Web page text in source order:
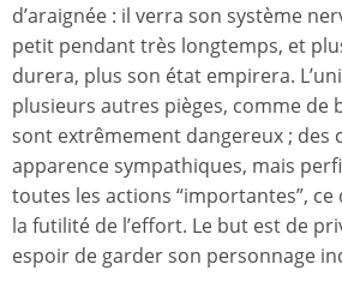
d’araignée : il verra son système
petit pendant très longtemps, et
durera, plus son état empirera.
plusieurs autres pièges, comme de
sont extrêmement dangereux ; des
apparence sympathiques, mais
toutes les actions “importantes”, ce
la futilité de l’effort. Le but est de
espoir de garder son personnage